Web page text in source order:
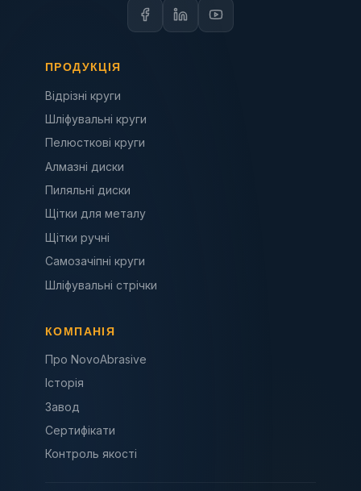
ПРОДУКЦІЯ
Відрізні круги
Шліфувальні круги
Пелюсткові круги
Алмазні диски
Пиляльні диски
Щітки для металу
Щітки ручні
Самозачіпні круги
Шліфувальні стрічки
КОМПАНІЯ
Про NovoAbrasive
Історія
Завод
Сертифікати
Контроль якості